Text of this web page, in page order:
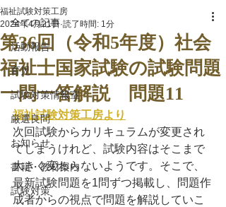
全ての記事
活動報告
育児
試験対策情報室
厳選良問
お知らせ
書籍・教材案内
試験対策
第36回（令和5年度）社会
福祉士国家試験の試験問題
一問一答解説 問題11
福祉試験対策工房
2024年4月21日 読了時間: 1分
福祉試験対策工房より
次回試験からカリキュラムが変更され
てしまうけれど、試験内容はそこまで
大きく変わらないようです。そこで、
最新試験問題を1問ずつ掲載し、問題作
成者からの視点で問題を解説していこ